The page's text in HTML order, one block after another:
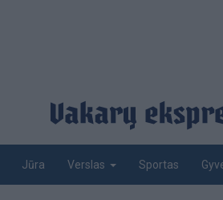
Jūra Verslas Sportas